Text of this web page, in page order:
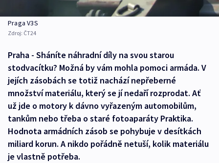
Praga V3S
Zdroj: ČT24
Praha - Sháníte náhradní díly na svou starou
stodvacítku? Možná by vám mohla pomoci armáda. V
jejích zásobách se totiž nachází nepřeberné
množství materiálu, který se jí nedaří rozprodat. Ať
už jde o motory k dávno vyřazeným automobilům,
tankům nebo třeba o staré fotoaparáty Praktika.
Hodnota armádních zásob se pohybuje v desítkách
miliard korun. A nikdo pořádně netuší, kolik materiálu
je vlastně potřeba.